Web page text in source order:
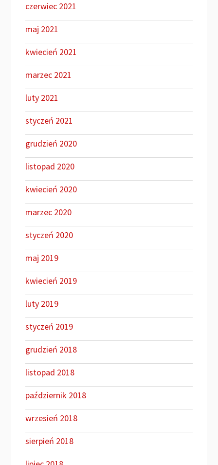
czerwiec 2021
maj 2021
kwiecień 2021
marzec 2021
luty 2021
styczeń 2021
grudzień 2020
listopad 2020
kwiecień 2020
marzec 2020
styczeń 2020
maj 2019
kwiecień 2019
luty 2019
styczeń 2019
grudzień 2018
listopad 2018
październik 2018
wrzesień 2018
sierpień 2018